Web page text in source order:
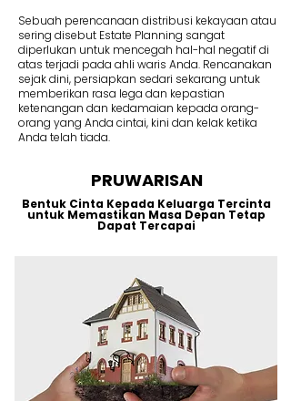
Sebuah perencanaan distribusi kekayaan atau
sering disebut Estate Planning sangat
diperlukan untuk mencegah hal-hal negatif di
atas terjadi pada ahli waris Anda. Rencanakan
sejak dini, persiapkan sedari sekarang untuk
memberikan rasa lega dan kepastian
ketenangan dan kedamaian kepada orang-
orang yang Anda cintai, kini dan kelak ketika
Anda telah tiada.
PRUWARISAN
Bentuk Cinta Kepada Keluarga Tercinta
untuk Memastikan Masa Depan Tetap
Dapat Tercapai